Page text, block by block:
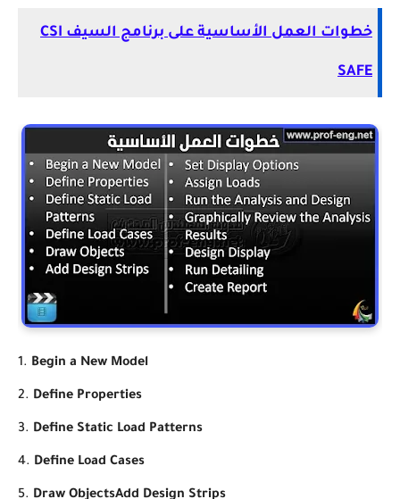
خطوات العمل الأساسية على برنامج السيف CSI
SAFE
Begin a New Model
Define Properties
Define Static Load Patterns
Define Load Cases
Draw ObjectsAdd Design Strips